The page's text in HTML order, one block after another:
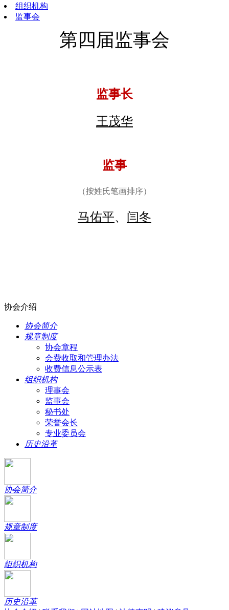
组织机构
监事会
第四届监事会
监事长
王茂华
监事
（按姓氏笔画排序）
马佑平、 闫冬
协会介绍
协会简介
规章制度
协会章程
会费收取和管理办法
收费信息公示表
组织机构
理事会
监事会
秘书处
荣誉会长
专业委员会
历史沿革
协会简介
规章制度
组织机构
历史沿革